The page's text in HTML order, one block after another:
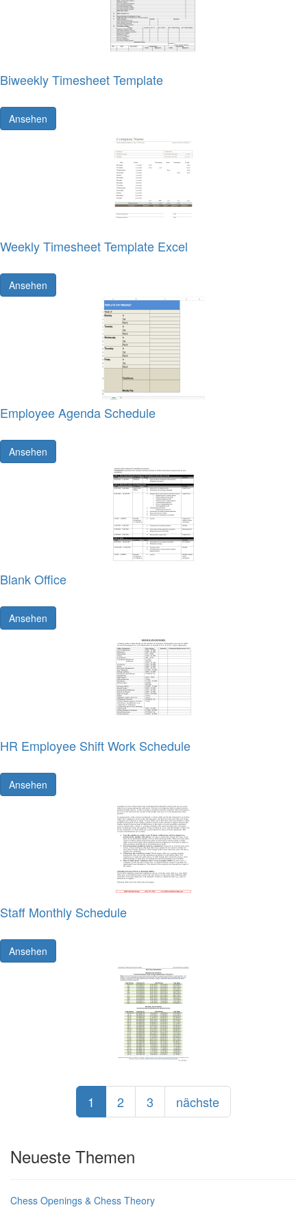
Biweekly Timesheet Template
Ansehen
Weekly Timesheet Template Excel
Ansehen
Employee Agenda Schedule
Ansehen
Blank Office
Ansehen
HR Employee Shift Work Schedule
Ansehen
Staff Monthly Schedule
Ansehen
1 2 3 nächste
Neueste Themen
Chess Openings & Chess Theory